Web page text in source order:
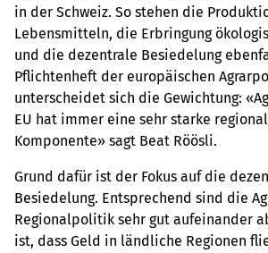
in der Schweiz. So stehen die
Lebensmitteln, die Erbringung
und die dezentrale Besiedelung
Pflichtenheft der europäischen
unterscheidet sich die Gewichtung:
EU hat immer eine sehr starke
Komponente» sagt Beat Röösli.
Grund dafür ist der Fokus auf die
Besiedelung. Entsprechend sind die
Regionalpolitik sehr gut aufeinander
ist, dass Geld in ländliche Regionen